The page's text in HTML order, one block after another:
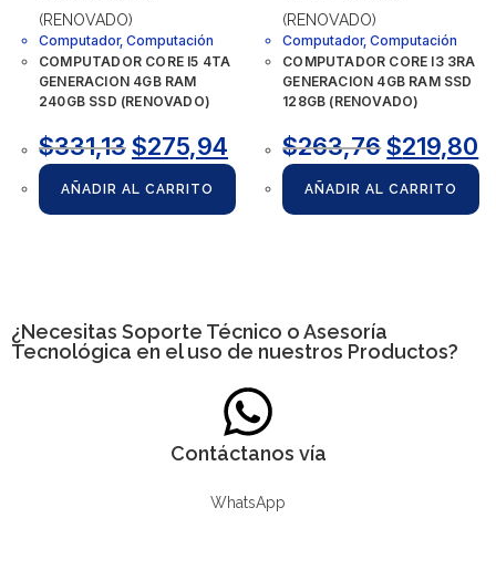
Computador, Computación
COMPUTADOR CORE I5 4TA
GENERACION 4GB RAM
240GB SSD (RENOVADO)
$331,13$275,94
AÑADIR AL CARRITO
Computador,Computación
COMPUTADOR CORE I3 3RA
GENERACION 4GB RAM SSD
128GB (RENOVADO)
$263,76 $219,80
AÑADIR AL CARRITO
¿Necesitas Soporte Técnico o Asesoría
Tecnológica en el uso de nuestros Productos?
Contáctanos vía
WhatsApp